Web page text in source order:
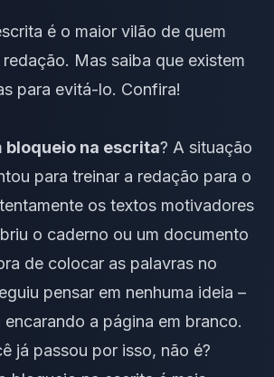
é o maior vilão de quem
Mas saiba que existem
para evitá-lo. Confira!
bloqueio na escrita? A situação
para treinar a redação para o
os textos motivadores
o caderno ou um documento
de colocar as palavras no
pensar em nenhuma ideia –
a página em branco.
já passou por isso, não é?